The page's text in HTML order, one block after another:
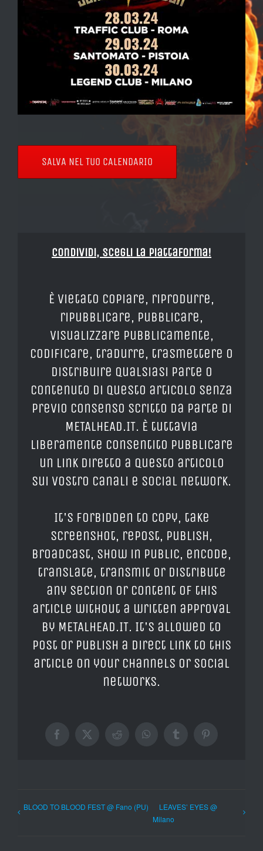
SALVA NEL TUO CALENDARIO
Condividi, Scegli la piattaforma!
È vietato copiare, riprodurre,
ripubblicare, pubblicare,
visualizzare pubblicamente,
codificare, tradurre, trasmettere o
distribuire qualsiasi parte o
contenuto di questo articolo senza
previo consenso scritto da parte di
METALHEAD.IT. È tuttavia
liberamente consentito pubblicare
un link diretto a questo articolo
sui vostro canali e social network.
It's forbidden to copy, take
screenshot, repost, publish,
broadcast, show in public, encode,
translate, transmit or distribute
any section or content of this
article without a written approval
by METALHEAD.IT. It's allowed to
post or publish a direct link to this
article on your channels or social
networks.
Facebook
X RedditWhatsAppTumblrPinterest
BLOOD TO BLOOD FEST @ Fano (PU)
LEAVES’ EYES @
Milano